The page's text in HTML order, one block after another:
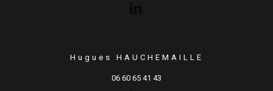
Hugues HAUCHEMAILLE
06 60 65 41 43